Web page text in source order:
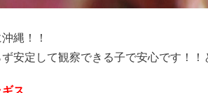
縄！！
安定して観察できる子で安心です！